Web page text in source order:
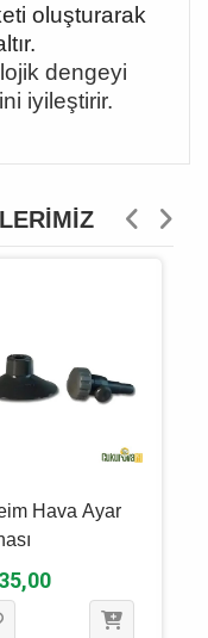
oluşturarak
dengeyi
iyileştirir.
Hava Ayar